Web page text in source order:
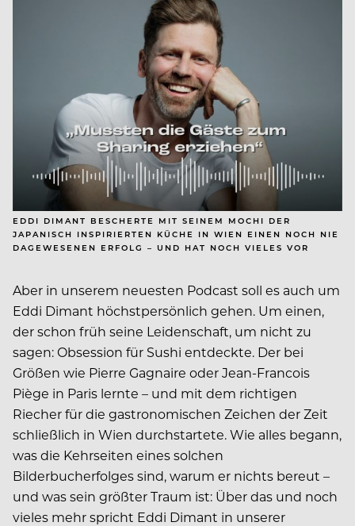
EDDI DIMANT BESCHERTE MIT SEINEM MOCHI DER
JAPANISCH INSPIRIERTEN KÜCHE IN WIEN EINEN NOCH NIE
DAGEWESENEN ERFOLG – UND HAT NOCH VIELES VOR
Aber in unserem neuesten Podcast soll es auch um
Eddi Dimant höchstpersönlich gehen. Um einen,
der schon früh seine Leidenschaft, um nicht zu
sagen: Obsession für Sushi entdeckte. Der bei
Größen wie Pierre Gagnaire oder Jean-Francois
Piège in Paris lernte – und mit dem richtigen
Riecher für die gastronomischen Zeichen der Zeit
schließlich in Wien durchstartete. Wie alles begann,
was die Kehrseiten eines solchen
Bilderbucherfolges sind, warum er nichts bereut –
und was sein größter Traum ist: Über das und noch
vieles mehr spricht Eddi Dimant in unserer